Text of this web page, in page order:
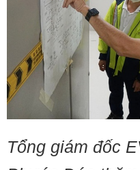
Tổng giám đốc